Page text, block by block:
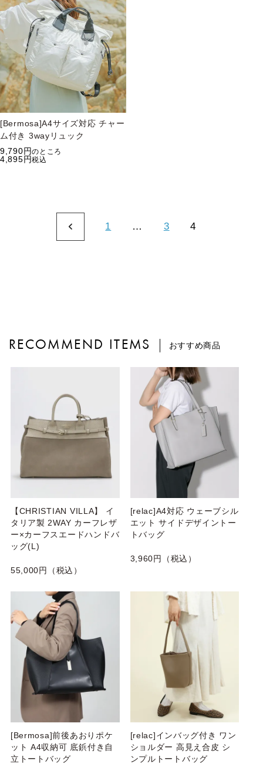
[Bermosa]A4サイズ対応 チャー
ム付き 3wayリュック
9,790
のところ
4,895 税込
1 … 3 4
RECOMMEND ITEMS おすすめ商品
【CHRISTIAN VILLA】 イ
タリア製 2WAY カーフレザ
ー×カーフスエードハンドバ
ッグ(L)
55,000円（税込）
[Bermosa]前後あおりポケ
ット A4収納可 底鋲付き自
立トートバッグ
[relac]A4対応 ウェーブシル
エット サイドデザイントー
トバッグ
3,960円（税込）
[relac]インバッグ付き ワン
ショルダー 高見え合皮 シ
ンプルトートバッグ